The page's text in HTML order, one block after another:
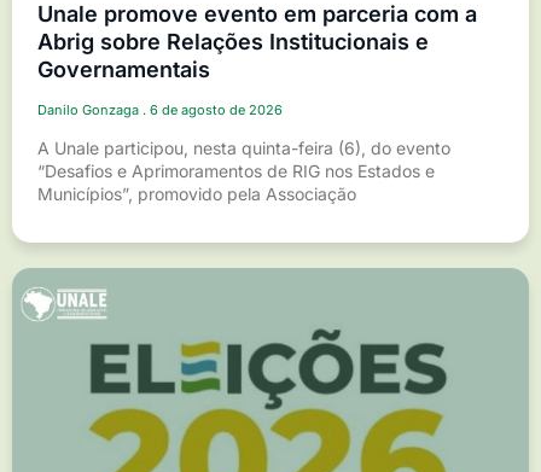
Unale promove evento em parceria com a
Abrig sobre Relações Institucionais e
Governamentais
Danilo Gonzaga 6 de agosto de 2026
A Unale participou, nesta quinta-feira (6), do evento
“Desafios e Aprimoramentos de RIG nos Estados e
Municípios”, promovido pela Associação